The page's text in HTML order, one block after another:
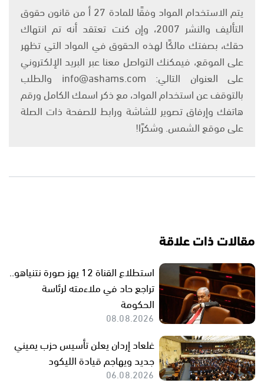
يتم الاستخدام المواد وفقًا للمادة 27 أ من قانون حقوق
التأليف والنشر 2007، وإن كنت تعتقد أنه تم انتهاك
حقك، بصفتك مالكًا لهذه الحقوق في المواد التي تظهر
على الموقع، فيمكنك التواصل معنا عبر البريد الإلكتروني
على العنوان التالي: info@ashams.com والطلب
بالتوقف عن استخدام المواد، مع ذكر اسمك الكامل ورقم
هاتفك وإرفاق تصوير للشاشة ورابط للصفحة ذات الصلة
على موقع الشمس. وشكرًا!
مقالات ذات علاقة
استطلاع القناة 12 يهز صورة نتنياهو..
تراجع حاد في ملاءمته لرئاسة
الحكومة
08.08.2026
غلعاد إردان يعلن تأسيس حزب يميني
جديد ويهاجم قيادة الليكود
06.08.2026